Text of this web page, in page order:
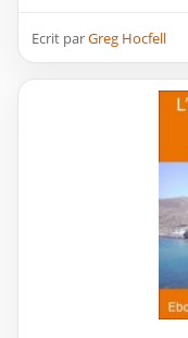
Ecrit parGreg Hocfell